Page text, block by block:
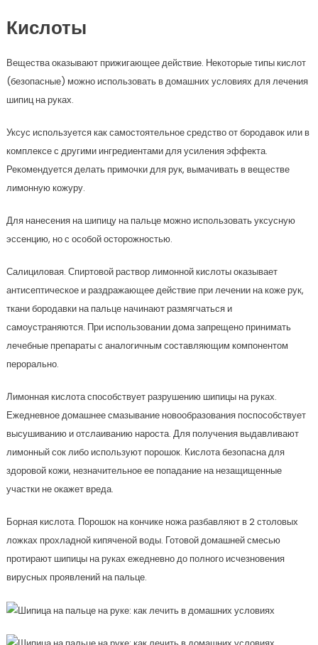
Кислоты
Вещества оказывают прижигающее действие. Некоторые типы кислот
(безопасные) можно использовать в домашних условиях для лечения
шипиц на руках.
Уксус используется как самостоятельное средство от бородавок или в
комплексе с другими ингредиентами для усиления эффекта.
Рекомендуется делать примочки для рук, вымачивать в веществе
лимонную кожуру.
Для нанесения на шипицу на пальце можно использовать уксусную
эссенцию, но с особой осторожностью.
Салициловая. Спиртовой раствор лимонной кислоты оказывает
антисептическое и раздражающее действие при лечении на коже рук,
ткани бородавки на пальце начинают размягчаться и
самоустраняются. При использовании дома запрещено принимать
лечебные препараты с аналогичным составляющим компонентом
перорально.
Лимонная кислота способствует разрушению шипицы на руках.
Ежедневное домашнее смазывание новообразования поспособствует
высушиванию и отслаиванию нароста. Для получения выдавливают
лимонный сок либо используют порошок. Кислота безопасна для
здоровой кожи, незначительное ее попадание на незащищенные
участки не окажет вреда.
Борная кислота. Порошок на кончике ножа разбавляют в 2 столовых
ложках прохладной кипяченой воды. Готовой домашней смесью
протирают шипицы на руках ежедневно до полного исчезновения
вирусных проявлений на пальце.